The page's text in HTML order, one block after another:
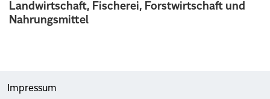
Landwirtschaft, Fischerei, Forstwirtschaft und
Nahrungsmittel
Impressum